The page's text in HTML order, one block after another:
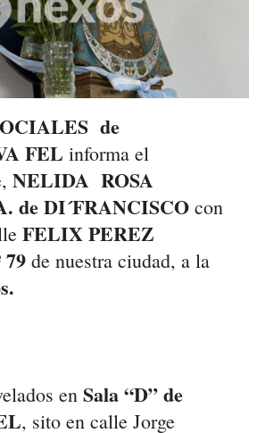
de
FEL informa el
, NELIDA ROSA
de DI´FRANCISCO con
FELIX PEREZ
79 de nuestra ciudad, a la
.
en Sala “D” de
, sito en calle Jorge